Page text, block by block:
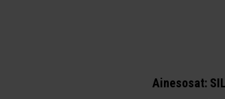
Ainesosat: